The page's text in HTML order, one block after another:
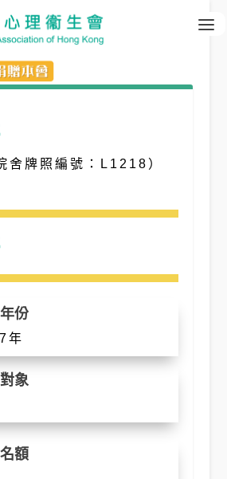
舍牌照編號：L1218）
份
年
象
額